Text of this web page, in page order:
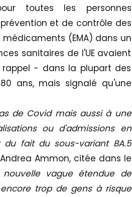
toutes les personnes
et de contrôle des
(EMA) dans un
sanitaires de l'UE avaient
- dans la plupart des
ans, mais signalé qu'une
de Covid mais aussi à une
ou d'admissions en
du fait du sous-variant BA.5
Ammon, citée dans le
vague étendue de
trop de gens à risque